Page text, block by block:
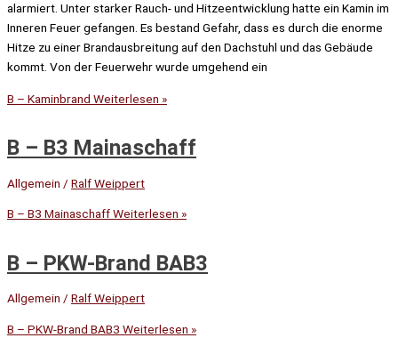
alarmiert. Unter starker Rauch- und Hitzeentwicklung hatte ein Kamin im
Inneren Feuer gefangen. Es bestand Gefahr, dass es durch die enorme
Hitze zu einer Brandausbreitung auf den Dachstuhl und das Gebäude
kommt. Von der Feuerwehr wurde umgehend ein
B – Kaminbrand Weiterlesen »
B – B3 Mainaschaff
Allgemein / Ralf Weippert
B – B3 MainaschaffWeiterlesen »
B – PKW-Brand BAB3
Allgemein / Ralf Weippert
B – PKW-Brand BAB3 Weiterlesen »